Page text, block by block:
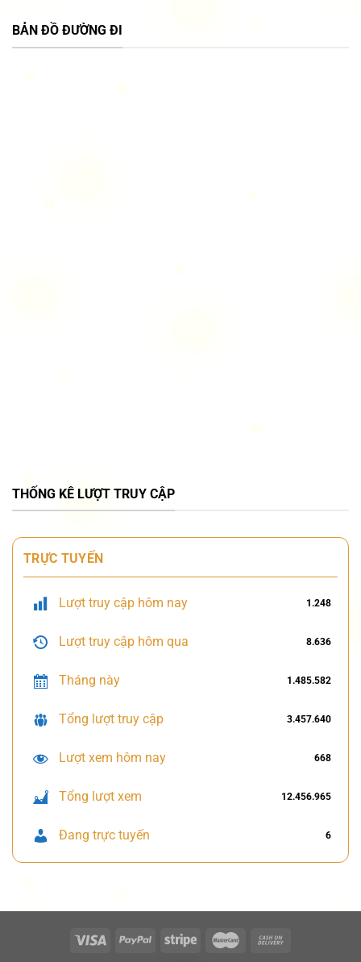
BẢN ĐỒ ĐƯỜNG ĐI
THỐNG KÊ LƯỢT TRUY CẬP
TRỰC TUYẾN
Lượt truy cập hôm nay 1.248
Lượt truy cập hôm qua 8.636
Tháng này 1.485.582
Tổng lượt truy cập 3.457.640
Lượt xem hôm nay 668
Tổng lượt xem 12.456.965
Đang trực tuyến 6